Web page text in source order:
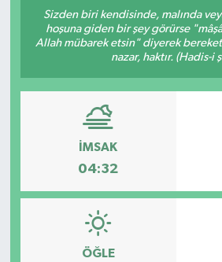
Sizden biri kendisinde, malında
hoşuna giden bir şey görürse
Allah mübarek etsin" diyerek
nazar, haktır. (Hadis-i
İMSAK
04:32
ÖĞLE
EĞİTİM
KÜLTÜR-SANAT
DÜNYA
ROPORTAJ
Haber Arşivi